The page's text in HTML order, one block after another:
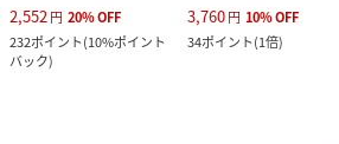
2,552 円 20%OFF
232ポイント(10%ポイント
バック)
3,760円 10%OFF
34ポイント(1倍)